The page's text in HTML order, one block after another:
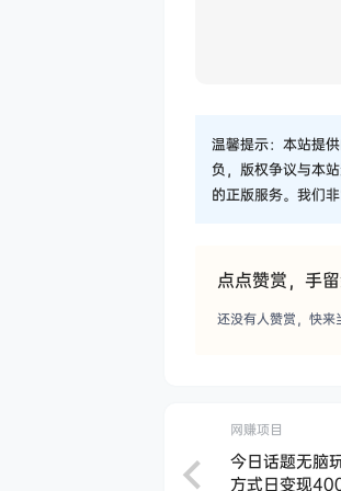
温馨提示：本站提
负，版权争议与本
的正版服务。我们
点点赞赏，手
还没有人赞赏，快来
网赚项目
今日话题无脑
方式日变现400